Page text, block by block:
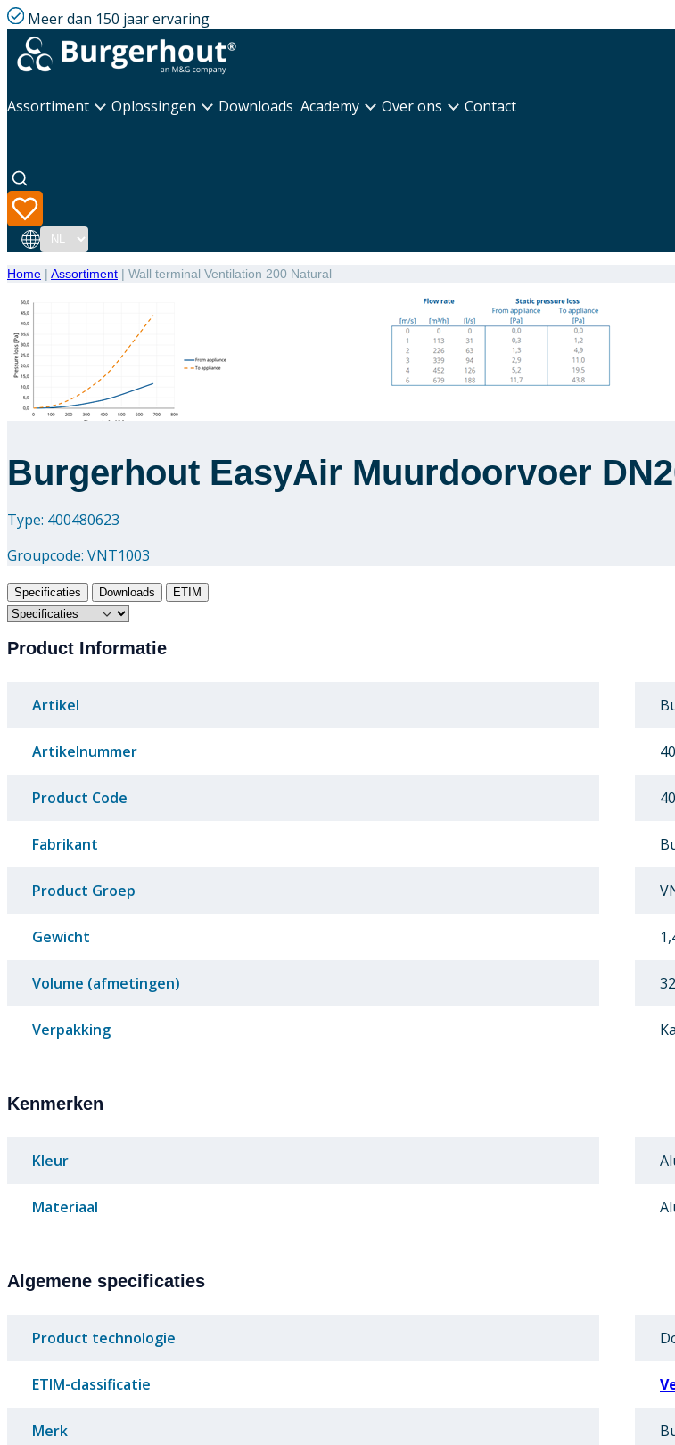
Meer dan 150 jaar ervaring
Assortiment Oplossingen Downloads Academy Over ons Contact
Taal
Home | Assortiment | Wall terminal Ventilation 200 Natural
Burgerhout EasyAir Muurdoorvoer
Type: 400480623
Groupcode: VNT1003
Specificaties Downloads ETIM
Product Informatie
Artikel
Artikelnummer
Product Code
Fabrikant
Product Groep
Gewicht
Volume (afmetingen)
Verpakking
Kenmerken
Kleur
Materiaal
Algemene specificaties
Product technologie
ETIM-classificatie
Merk